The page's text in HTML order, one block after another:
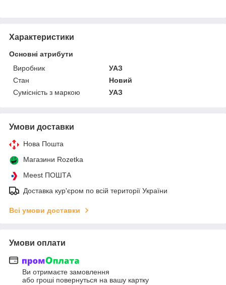
Характеристики
Основні атрибути
Виробник
УАЗ
Стан
Новий
Сумісність з маркою
УАЗ
Умови доставки
Нова Пошта
Магазини Rozetka
Meest ПОШТА
Доставка кур'єром по всій території України
Всі умови доставки
Умови оплати
Ви отримаєте замовлення
або гроші повернуться на вашу картку